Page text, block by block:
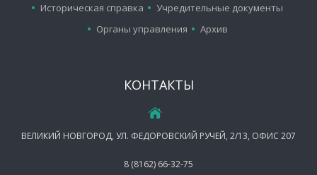
Историческая справка
Учредительные документы
Органы управления
Архив
КОНТАКТЫ
ВЕЛИКИЙ НОВГОРОД, УЛ. ФЕДОРОВСКИЙ РУЧЕЙ, 2/13, ОФИС 207
8 (8162) 66-32-75